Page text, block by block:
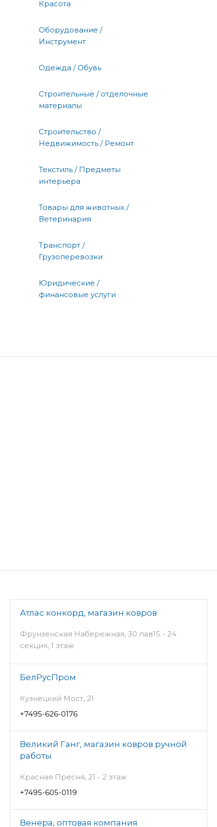
Красота
Оборудование /
Инструмент
Одежда / Обувь
Строительные / отделочные
материалы
Строительство /
Недвижимость / Ремонт
Текстиль / Предметы
интерьера
Товары для животных /
Ветеринария
Транспорт /
Грузоперевозки
Юридические /
финансовые услуги
Атлас конкорд, магазин ковров
Фрунзенская Набережная, 30 пав15 - 24
секция, 1 этаж
БелРусПром
Кузнецкий Мост, 21
+7495-626-0176
Великий Ганг, магазин ковров ручной
работы
Красная Пресня, 21 - 2 этаж
+7495-605-0119
Венера, оптовая компания